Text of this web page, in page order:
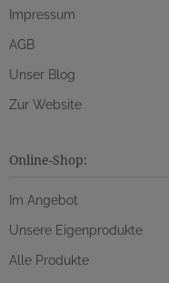
Impressum
AGB
Unser Blog
Zur Website
Online-Shop:
Im Angebot
Unsere Eigenprodukte
Alle Produkte